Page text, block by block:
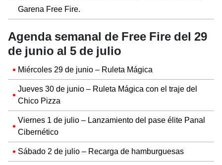
Garena Free Fire.
Agenda semanal de Free Fire del 29
de junio al 5 de julio
Miércoles 29 de junio – Ruleta Mágica
Jueves 30 de junio – Ruleta Mágica con el traje del
Chico Pizza
Viernes 1 de julio – Lanzamiento del pase élite Panal
Cibernético
Sábado 2 de julio – Recarga de hamburguesas